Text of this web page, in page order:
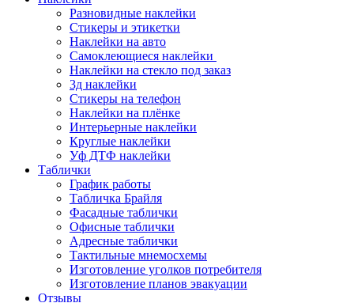
Разновидные наклейки
Стикеры и этикетки
Наклейки на авто
Самоклеющиеся наклейки
Наклейки на стекло под заказ
3д наклейки
Cтикеры на телефон
Наклейки на плёнке
Интерьерные наклейки
Круглые наклейки
Уф ДТФ наклейки
Таблички
График работы
Табличка Брайля
Фасадные таблички
Офисные таблички
Адресные таблички
Тактильные мнемосхемы
Изготовление уголков потребителя
Изготовление планов эвакуации
Отзывы